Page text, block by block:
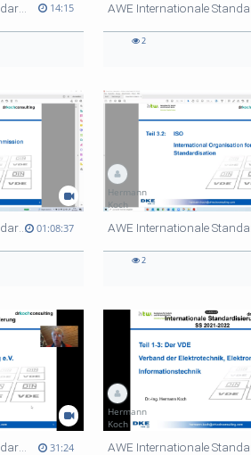
14:15
2
AWE Internationale Standardisierung 4 01:08:37
Hermann
Koch
2
31:24
Hermann
Koch